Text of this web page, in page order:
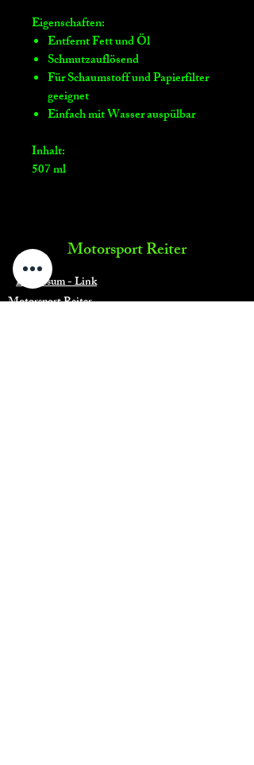
Eigenschaften:
Entfernt Fett und Öl
Schmutzauflösend
Für Schaumstoff und Papierfilter
geeignet
Einfach mit Wasser auspülbar
Inhalt:
507 ml
Motorsport Reiter
Impressum - Link
Motorsport Reiter